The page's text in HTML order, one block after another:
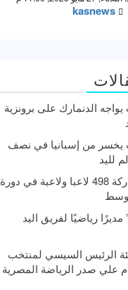
kasnews
الدنمارك على برونزية
يخسر من إسبانيا في نصف
لليد
إيطاليا تعلن مشاركة 498 لاعبا ولاعبة في دورة
رياضيًا لفريق اليد
الرئيس السيسي لمنتخب
علي صدر الرياضة المصرية